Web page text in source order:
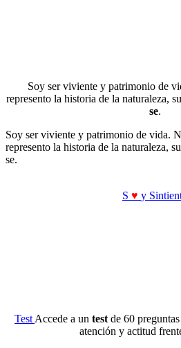
Soy ser viviente y patrimonio de
represento la historia de la naturaleza,
se.
Soy ser viviente y patrimonio de vida.
represento la historia de la naturaleza,
se.
S ♥ y
Test Accede a un test de 60
atención y actitud